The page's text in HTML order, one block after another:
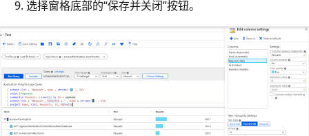
选择窗格底部的“保存并关闭”按钮。